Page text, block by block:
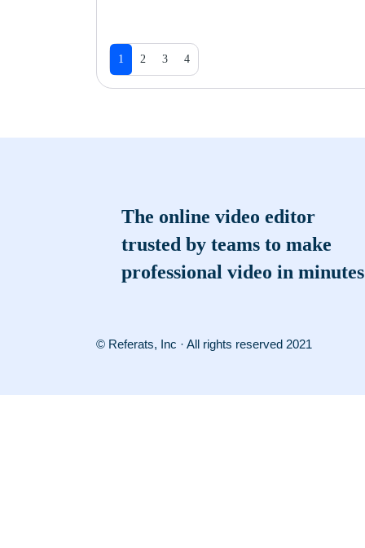
1 2 3 4
The online video editor
trusted by teams to make
professional video in minutes
© Referats, Inc · All rights reserved 2021